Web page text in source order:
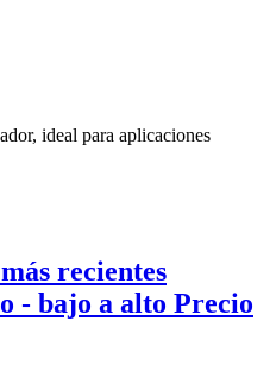
ideal para aplicaciones
recientes
- bajo a alto Precio